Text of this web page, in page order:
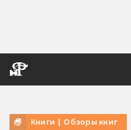
Книги | Обзоры книг